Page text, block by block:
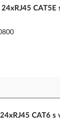
24xRJ45
24xRJ45 CAT6